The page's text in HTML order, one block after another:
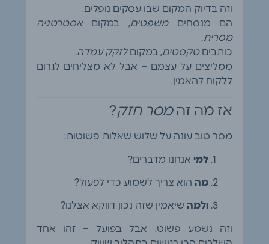
וזה בדיוק המקום שבו עסקים נופלים.
הם מנסחיםמשפטים, במקוםאסטרטגיה
מסרית.
כותביםטקסטים, במקוםלזקק עמדה.
ממליצים על עצמם – אבל לא מצליחים לגרום
ללקוח להאמין.
אז מה זהמסר חזק?
מסר טוב עונה על שלוש שאלות פשוטות:
למי אנחנו מדברים?
מה הוא צריך לשמוע כדי לפעול?
ולמה שיאמין שזה נכון דווקא אצלנו?
וזה נשמע פשוט. אבל בפועל – זהו אחד